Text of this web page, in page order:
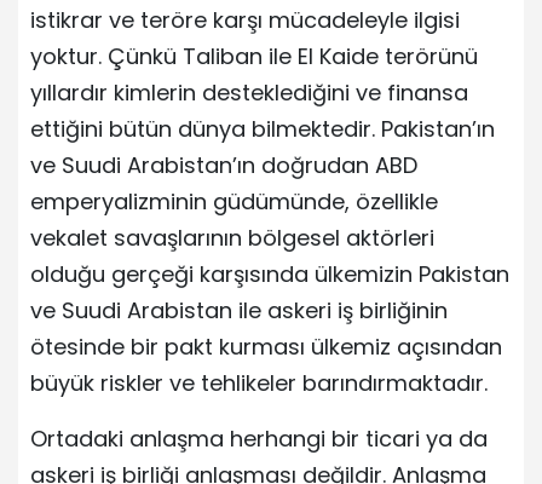
istikrar ve teröre karşı mücadeleyle ilgisi
yoktur. Çünkü Taliban ile El Kaide terörünü
yıllardır kimlerin desteklediğini ve finansa
ettiğini bütün dünya bilmektedir. Pakistan’ın
ve Suudi Arabistan’ın doğrudan ABD
emperyalizminin güdümünde, özellikle
vekalet savaşlarının bölgesel aktörleri
olduğu gerçeği karşısında ülkemizin Pakistan
ve Suudi Arabistan ile askeri iş birliğinin
ötesinde bir pakt kurması ülkemiz açısından
büyük riskler ve tehlikeler barındırmaktadır.
Ortadaki anlaşma herhangi bir ticari ya da
askeri iş birliği anlaşması değildir. Anlaşma